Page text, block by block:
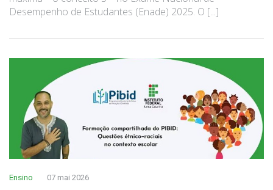
Desempenho de Estudantes (Enade) 2025. O [...]
Ensino 07 mai 2026